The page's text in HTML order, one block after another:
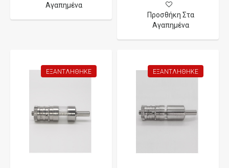
Αγαπημένα
Προσθήκη Στα
Αγαπημένα
ΕΞΑΝΤΛΉΘΗΚΕ ΕΞΑΝΤΛΉΘΗΚΕ